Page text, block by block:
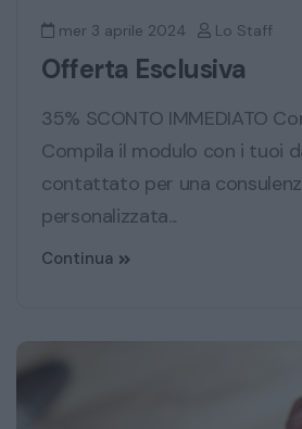
mer 3 aprile 2024 Lo Staff
Offerta Esclusiva
35% SCONTO IMMEDIATO
Compila il modulo con i tuoi
contattato per una
personalizzata...
Continua